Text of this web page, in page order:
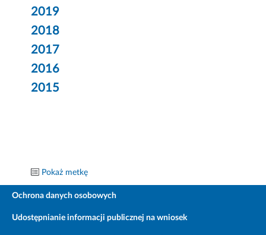
2019
2018
2017
2016
2015
Pokaż metkę
Ochrona danych osobowych
Udostępnianie informacji publicznej na wniosek